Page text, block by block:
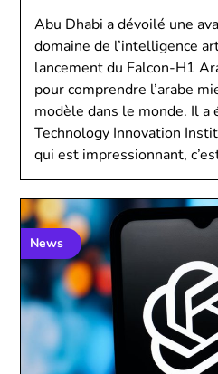
Abu Dhabi a dévoilé une
domaine de l’intelligence
lancement du Falcon-H1
pour comprendre l’arabe
modèle dans le monde. Il a
Technology Innovation
qui est impressionnant,
News